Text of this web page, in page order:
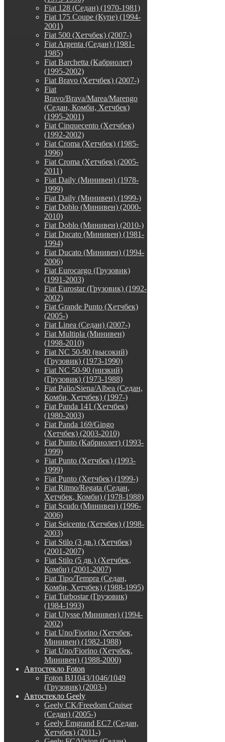
Fiat 128 (Седан) (1970-1981)
Fiat 175 Coupe (Купе) (1994-
2001)
Fiat 500 (Хетчбек) (2007-)
Fiat Argenta (Седан) (1981-
1985)
Fiat Barchetta (Кабриолет)
(1995-2002)
Fiat Bravo (Хетчбек) (2007-)
Fiat
Bravo/Brava/Marea/Marengo
(Седан, Комби, Хетчбек)
(1995-2001)
Fiat Cinquecento (Хетчбек)
(1992-2002)
Fiat Croma (Хетчбек) (1985-
1996)
Fiat Croma (Хетчбек) (2005-
2011)
Fiat Daily (Минивен) (1978-
1999)
Fiat Daily (Минивен) (1999-)
Fiat Doblo (Минивен) (2000-
2010)
Fiat Doblo (Минивен) (2010-)
Fiat Ducato (Минивен) (1981-
1994)
Fiat Ducato (Минивен) (1994-
2006)
Fiat Eurocargo (Грузовик)
(1991-2003)
Fiat Eurostar (Грузовик) (1992-
2002)
Fiat Grande Punto (Хетчбек)
(2005-)
Fiat Linea (Седан) (2007-)
Fiat Multipla (Минивен)
(1998-2010)
Fiat NC 50-90 (высокий)
(Грузовик) (1973-1990)
Fiat NC 50-90 (низкий)
(Грузовик) (1973-1988)
Fiat Palio/Siena/Albea (Седан,
Комби, Хетчбек) (1997-)
Fiat Panda 141 (Хетчбек)
(1980-2003)
Fiat Panda 169/Gingo
(Хетчбек) (2003-2010)
Fiat Punto (Кабриолет) (1993-
1999)
Fiat Punto (Хетчбек) (1993-
1999)
Fiat Punto (Хетчбек) (1999-)
Fiat Ritmo/Regata (Седан,
Хетчбек, Комби) (1978-1988)
Fiat Scudo (Минивен) (1996-
2006)
Fiat Seicento (Хетчбек) (1998-
2003)
Fiat Stilo (3 дв.) (Хетчбек)
(2001-2007)
Fiat Stilo (5 дв.) (Хетчбек,
Комби) (2001-2007)
Fiat Tipo/Tempra (Седан,
Комби, Хетчбек) (1988-1995)
Fiat Turbostar (Грузовик)
(1984-1993)
Fiat Ulysse (Минивен) (1994-
2002)
Fiat Uno/Fiorino (Хетчбек,
Минивен) (1982-1988)
Fiat Uno/Fiorino (Хетчбек,
Минивен) (1988-2000)
Автостекло Foton
Foton BJ1043/1046/1049
(Грузовик) (2003-)
Автостекло Geely
Geely CK/Freedom Cruiser
(Седан) (2005-)
Geely Emgrand EC7 (Седан,
Хетчбек) (2011-)